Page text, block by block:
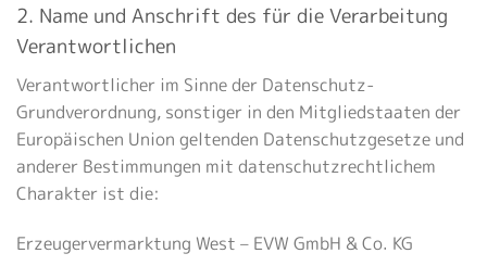
2. Name und Anschrift des für die Verarbeitung
Verantwortlichen
Verantwortlicher im Sinne der Datenschutz-
Grundverordnung, sonstiger in den Mitgliedstaaten der
Europäischen Union geltenden Datenschutzgesetze und
anderer Bestimmungen mit datenschutzrechtlichem
Charakter ist die:
Erzeugervermarktung West – EVW GmbH & Co. KG